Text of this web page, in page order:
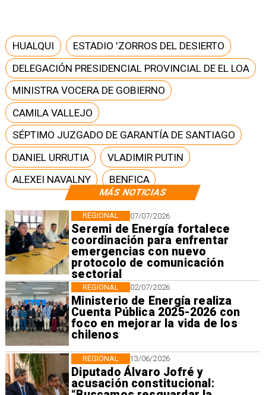
MÁS NOTICIAS
07/07/2026
Seremi de Energía fortalece
coordinación para enfrentar
emergencias con nuevo
protocolo de comunicación
sectorial
REGIONAL
02/07/2026
Ministerio de Energía realiza
Cuenta Pública 2025-2026 con
foco en mejorar la vida de los
chilenos
REGIONAL
13/06/2026
Diputado Álvaro Jofré y
acusación constitucional:
REGIONAL
HUALQUI
ESTADIO 'ZORROS DEL DESIERTO
DELEGACIÓN PRESIDENCIAL PROVINCIAL DE EL LOA
MINISTRA VOCERA DE GOBIERNO
CAMILA VALLEJO
SÉPTIMO JUZGADO DE GARANTÍA DE SANTIAGO
DANIEL URRUTIA
VLADIMIR PUTIN
ALEXEI NAVALNY
BENFICA